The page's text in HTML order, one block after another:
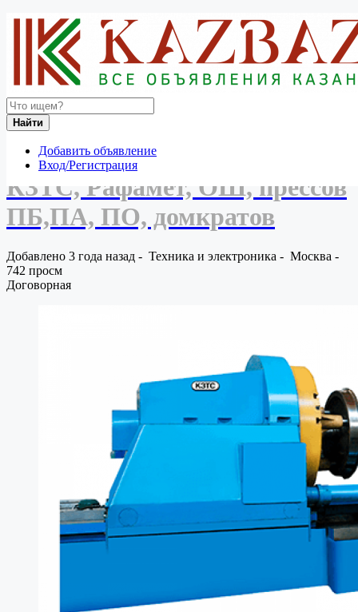
Найти
Добавить объявление
Вход/Регистрация
Россия
Техника и электроника
Промышленное оборудование
Ремонт станков КЖ, РТ КЗТС, Рафамет, ОШ, прессов
Вернуться к результатам
Ремонт станков КЖ, РТ
КЗТС, Рафамет, ОШ, прессов
ПБ,ПА, ПО, домкратов
Добавлено 3 года назад - Техника и электроника - Москва -
742 просм
Договорная